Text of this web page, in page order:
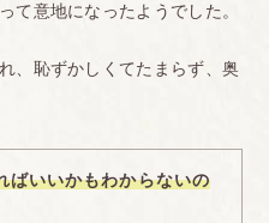
て意地になったようでした。
、恥ずかしくてたまらず、奥
ばいいかもわからないの